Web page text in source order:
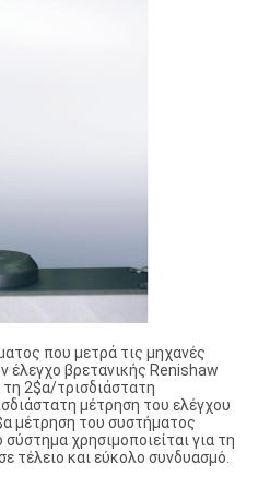
που μετρά τις μηχανές
έλεγχο βρετανικής Renishaw
2$α/τρισδιάστατη
μέτρηση του ελέγχου
μέτρηση του συστήματος
σύστημα χρησιμοποιείται για τη
τέλειο και εύκολο συνδυασμό.